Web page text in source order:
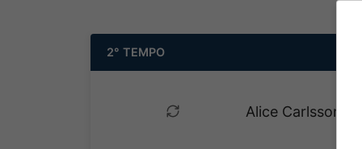
2° TEMPO
Alice Carlsson